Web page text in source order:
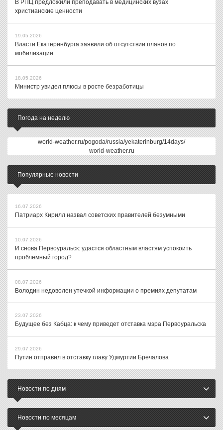
В РПЦ предложили преподавать в медицинских вузах
христианские ценности
19.05.2026
Власти Екатеринбурга заявили об отсутствии планов по
мобилизации
18.05.2026
Министр увидел плюсы в росте безработицы
Погода на неделю
world-weather.ru/pogoda/russia/yekaterinburg/14days/
world-weather.ru
Популярные новости
16.07.2026
Патриарх Кирилл назвал советских правителей безумными
10.07.2026
И снова Первоуральск: удастся областным властям успокоить
проблемный город?
08.07.2026
Володин недоволен утечкой информации о премиях депутатам
23.07.2026
Будущее без Кабца: к чему приведет отставка мэра Первоуральска
29.07.2026
Путин отправил в отставку главу Удмуртии Бречалова
Новости по дням
Новости по месяцам